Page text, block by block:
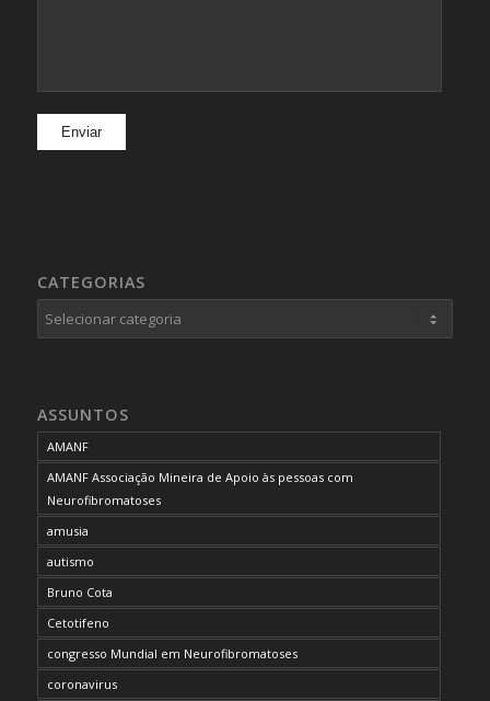
CATEGORIAS
Categorias
ASSUNTOS
AMANF
AMANF Associação Mineira de Apoio às pessoas com
Neurofibromatoses
amusia
autismo
Bruno Cota
Cetotifeno
congresso Mundial em Neurofibromatoses
coronavirus